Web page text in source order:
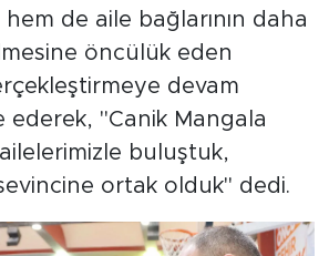
hem de aile bağlarının daha
öncülük eden
devam
ederek, "Canik Mangala
buluştuk,
ortak olduk" dedi.